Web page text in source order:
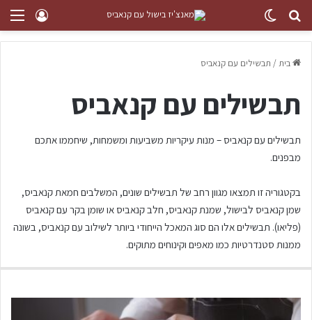
בית/ תבשילים עם קנאביס
תבשילים עם קנאביס
תבשילים עם קנאביס – מנות עיקריות משביעות ומשמחות, שיחממו אתכם
מבפנים.
בקטגוריה זו תמצאו מגוון רחב של תבשילים שונים, המשלבים חמאת קנאביס,
שמן קנאביס לבישול, שמנת קנאביס, חלב קנאביס או שומן בקר עם קנאביס
(פליאו). תבשילים אלו הם סוג המאכל הייחודי ביותר לשילוב עם קנאביס, בשונה
ממנות סטנדרטיות כמו מאפים וקינוחים מתוקים.